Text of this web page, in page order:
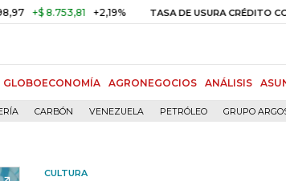
8.753,81 +2,19% TASA DE USURA CRÉDITO CONSUMO
GLOBOECONOMÍA AGRONEGOCIOS ANÁLISIS
CARBÓN VENEZUELA PETRÓLEO GRUPO
CULTURA